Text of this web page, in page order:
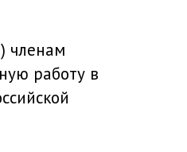
членам
работу в